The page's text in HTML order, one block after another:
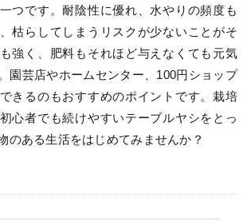
つです。耐陰性に優れ、水やりの頻度も
枯らしてしまうリスクが少ないことがそ
強く、肥料もそれほど与えなくても元気
園芸店やホームセンター、100円ショップ
きるのもおすすめのポイントです。栽培
心者でも続けやすいテーブルヤシをとっ
のある生活をはじめてみませんか？